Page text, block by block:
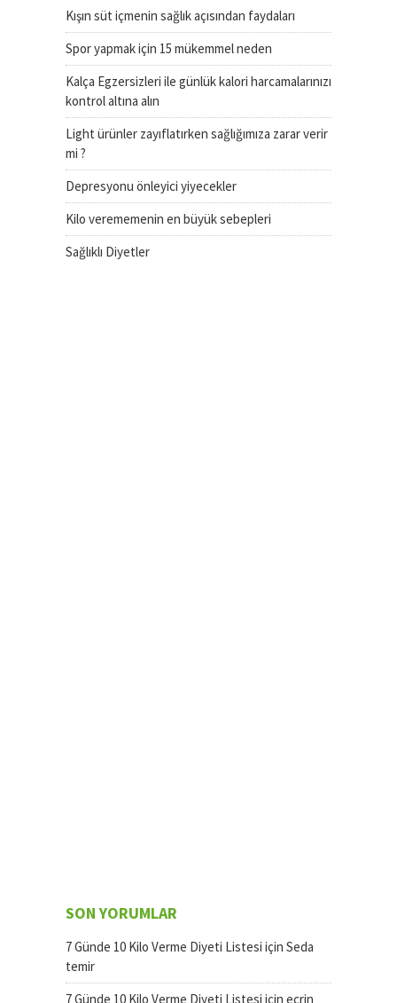
Kışın süt içmenin sağlık açısından faydaları
Spor yapmak için 15 mükemmel neden
Kalça Egzersizleri ile günlük kalori harcamalarınızı
kontrol altına alın
Light ürünler zayıflatırken sağlığımıza zarar verir
mi ?
Depresyonu önleyici yiyecekler
Kilo verememenin en büyük sebepleri
Sağlıklı Diyetler
SON YORUMLAR
7 Günde 10 Kilo Verme Diyeti Listesi için Seda
temir
7 Günde 10 Kilo Verme Diyeti Listesi için ecrin